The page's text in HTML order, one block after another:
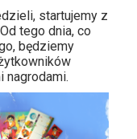
startujemy z
tego dnia, co
będziemy
nagrodami.